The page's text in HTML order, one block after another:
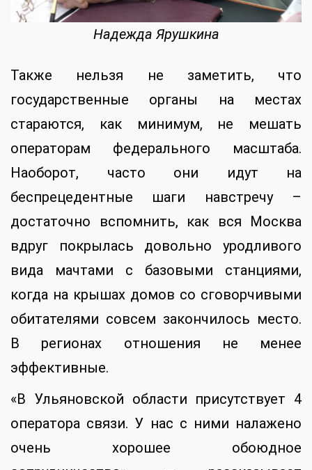
Надежда Ярушкина
Также нельзя не заметить, что
государственные органы на местах
стараются, как минимум, не мешать
операторам федерального масштаба.
Наоборот, часто они идут на
беспрецедентные шаги навстречу –
достаточно вспомнить, как вся Москва
вдруг покрылась довольно уродливого
вида мачтами с базовыми станциями,
когда на крышах домов со сговорчивыми
обитателями совсем закончилось место.
В регионах отношения не менее
эффективные.
«В Ульяновской области присутствует 4
оператора связи. У нас с ними налажено
очень хорошее обоюдное